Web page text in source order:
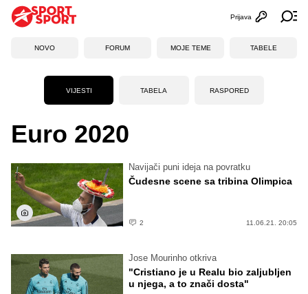
Otvori
Prijava
NOVO FORUM MOJE TEME TABELE
VIJESTI TABELA RASPORED
Euro 2020
Navijači puni ideja na povratku
Čudesne scene sa tribina Olimpica
2 11.06.21. 20:05
Jose Mourinho otkriva
"Cristiano je u Realu bio zaljubljen
u njega, a to znači dosta"